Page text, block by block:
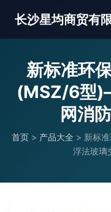
长沙星均商贸有
新标准环
(MSZ/6型
网消
首页 > 产品大全 > 新标
浮法玻璃